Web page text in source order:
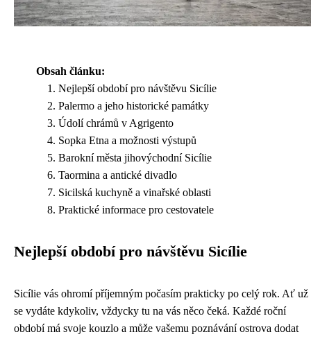
Obsah článku:
Nejlepší období pro návštěvu Sicílie
Palermo a jeho historické památky
Údolí chrámů v Agrigento
Sopka Etna a možnosti výstupů
Barokní města jihovýchodní Sicílie
Taormina a antické divadlo
Sicilská kuchyně a vinařské oblasti
Praktické informace pro cestovatele
Nejlepší období pro návštěvu Sicílie
Sicílie vás ohromí příjemným počasím prakticky po celý rok. Ať už
se vydáte kdykoliv, vždycky tu na vás něco čeká. Každé roční
období má svoje kouzlo a může vašemu poznávání ostrova dodat